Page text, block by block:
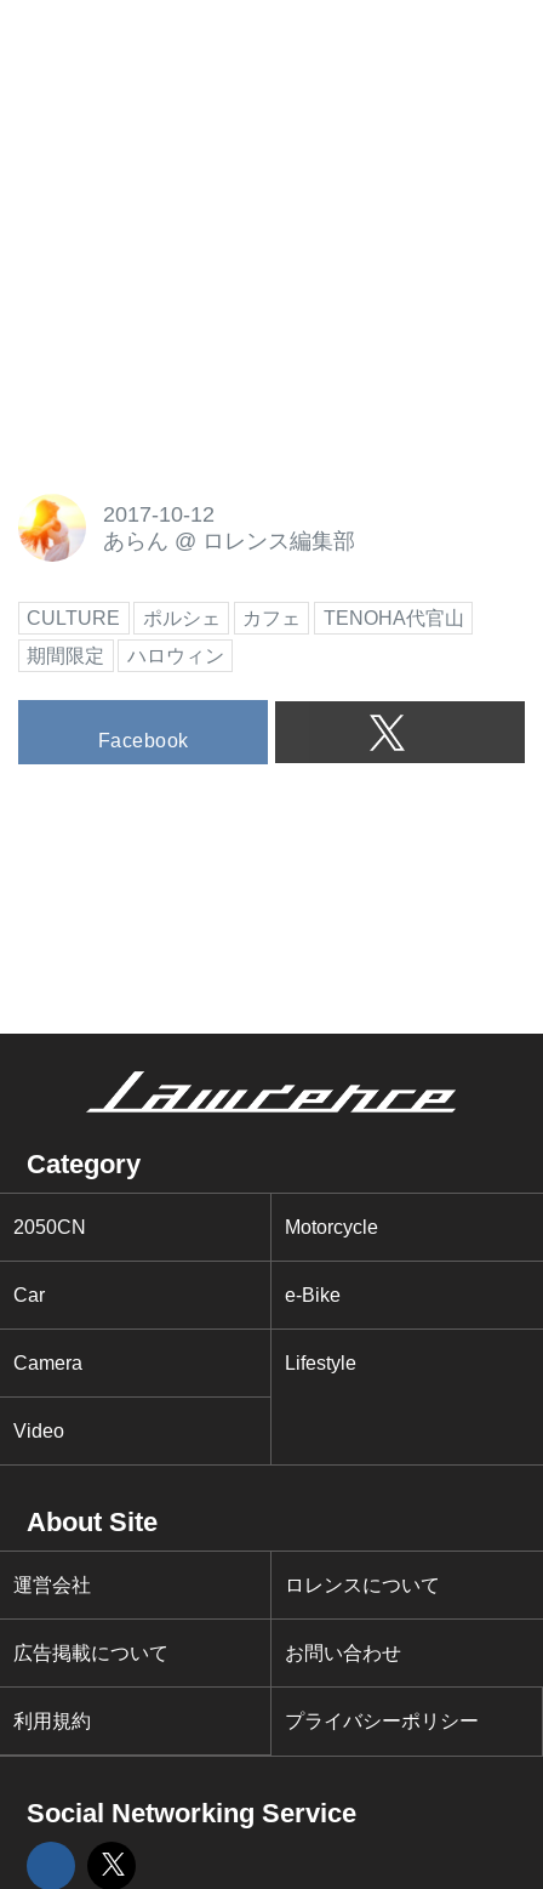
2017-10-12
あらん @ ロレンス編集部
CULTURE ポルシェ カフェ
TENOHA代官山
期間限定
ハロウィン
Facebook
Category
2050CN Motorcycle
Car e-Bike
Camera Lifestyle
Video
About Site
運営会社 ロレンスについて
広告掲載について お問い合わせ
利用規約 プライバシーポリシー
Social Networking Service